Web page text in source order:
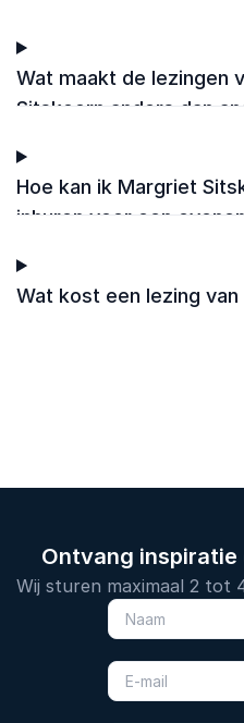
Wat maakt de lezingen
Sitskoorn anders dan
Hoe kan ik Margriet
inhuren voor een
Wat kost een lezing
Ontvang
Wij sturen maximaal 2 tot